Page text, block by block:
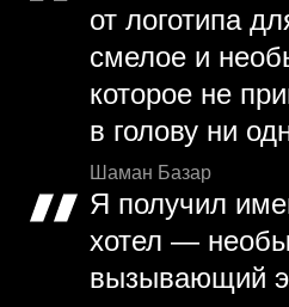
от логотипа
смелое и
которое не
в голову ни
Шаман Базар
Я получил
хотел —
вызывающий